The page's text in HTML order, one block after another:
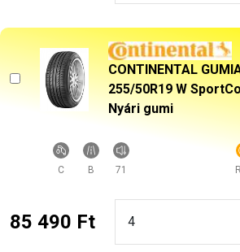
CONTINENTAL
255/50R19 W
Nyári gumi
C B 71
85 490 Ft